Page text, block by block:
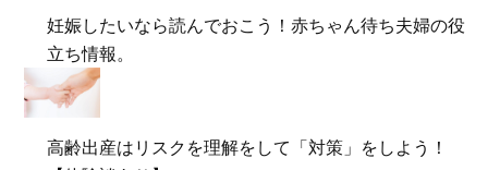
妊娠したいなら読んでおこう！赤ちゃん待ち夫婦の役
立ち情報。
高齢出産はリスクを理解をして「対策」をしよう！